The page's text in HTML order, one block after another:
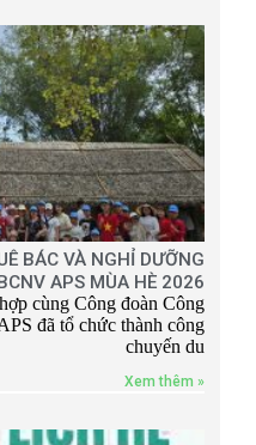
BÁC VÀ NGHỈ DƯỠNG
APS MÙA HÈ 2026
cùng Công đoàn Công
đã tổ chức thành công
chuyến du
Xem thêm »